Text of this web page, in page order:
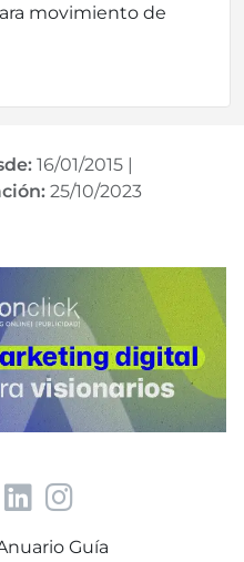
movimiento de
16/01/2015 |
25/10/2023
Guía